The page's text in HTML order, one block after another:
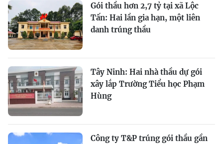
Gói thầu hơn 2,7 tỷ tại xã Lộc
Tấn: Hai lần gia hạn, một liên
danh trúng thầu
Tây Ninh: Hai nhà thầu dự gói
xây lắp Trường Tiểu học Phạm
Hùng
Công ty T&P trúng gói thầu gần